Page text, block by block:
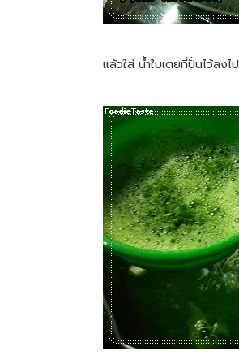
แล้วใส่ น้ำใบเตยที่ปั่นไว้ลงไป